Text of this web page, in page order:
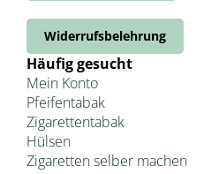
Widerrufsbelehrung
Häufig gesucht
Mein Konto
Pfeifentabak
Zigarettentabak
Hülsen
Zigaretten selber machen